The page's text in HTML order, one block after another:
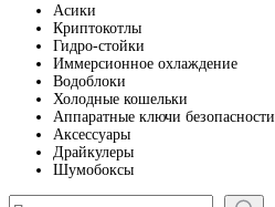
Асики
Криптокотлы
Гидро-стойки
Иммерсионное охлаждение
Водоблоки
Холодные кошельки
Аппаратные ключи безопасности
Аксессуары
Драйкулеры
Шумобоксы
Поиск